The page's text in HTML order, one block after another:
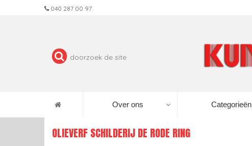
040 287 00 97
Over ons Categorieën
OLIEVERF SCHILDERIJ DE RODE RING